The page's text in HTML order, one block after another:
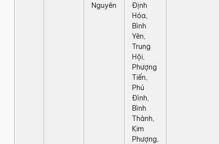
Nguyên
Định
Hóa,
Bình
Yên,
Trung
Hội,
Phượng
Tiến,
Phú
Đình,
Bình
Thành,
Kim
Phượng,